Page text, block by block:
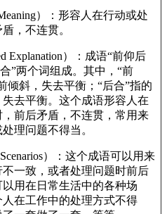
）：形容人在行动或处
，不连贯。
Explanation）：成语“前仰后
”两个词组成。其中，“前
倾斜，失去平衡；“后合”指的
去平衡。这个成语形容人在
前后矛盾，不连贯，常用来
理问题不得当。
）：这个成语可以用来
一致，或者处理问题时前后
用在日常生活中的各种场
在工作中的处理方式不得